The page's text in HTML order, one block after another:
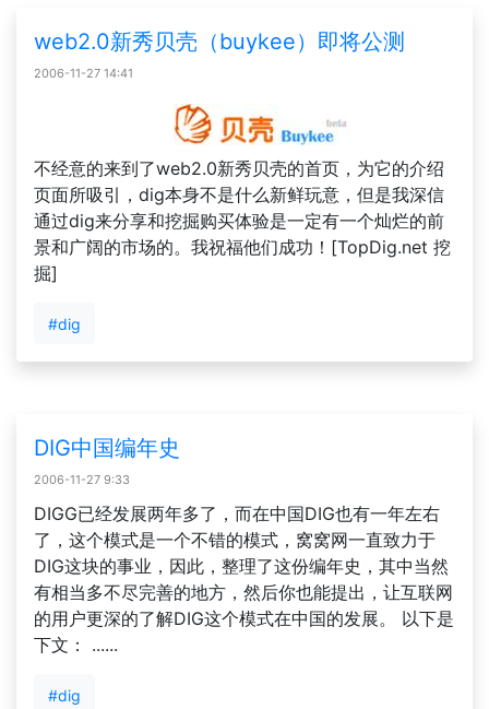
web2.0新秀贝壳（buykee）即将公测
2006-11-27 14:41
不经意的来到了web2.0新秀贝壳的首页，为它的介绍
页面所吸引，dig本身不是什么新鲜玩意，但是我深信
通过dig来分享和挖掘购买体验是一定有一个灿烂的前
景和广阔的市场的。我祝福他们成功！[TopDig.net 挖
掘]
#dig
DIG中国编年史
2006-11-27 9:33
DIGG已经发展两年多了，而在中国DIG也有一年左右
了，这个模式是一个不错的模式，窝窝网一直致力于
DIG这块的事业，因此，整理了这份编年史，其中当然
有相当多不尽完善的地方，然后你也能提出，让互联网
的用户更深的了解DIG这个模式在中国的发展。 以下是
下文： ......
#dig